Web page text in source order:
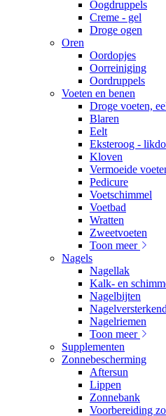
Oogdruppels
Creme - gel
Droge ogen
Oren
Oordopjes
Oorreiniging
Oordruppels
Voeten en benen
Droge voeten,
Blaren
Eelt
Eksteroog -
Kloven
Vermoeide
Pedicure
Voetschimmel
Voetbad
Wratten
Zweetvoeten
Toon meer
Nagels
Nagellak
Kalk- en
Nagelbijten
Nagelversterkend
Nagelriemen
Toon meer
Supplementen
Zonnebescherming
Aftersun
Lippen
Zonnebank
Voorbereiding